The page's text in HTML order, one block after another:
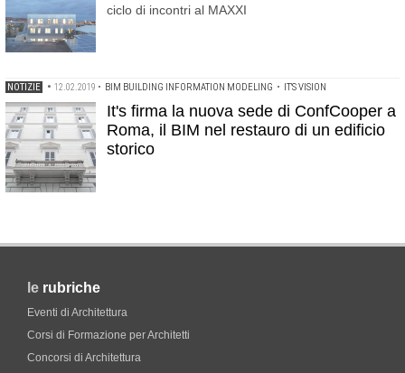
ciclo di incontri al MAXXI
NOTIZIE • 12.02.2019 • BIM BUILDING INFORMATION MODELING • IT'S VISION
It's firma la nuova sede di ConfCooper a
Roma, il BIM nel restauro di un edificio
storico
le rubriche
Eventi di Architettura
Corsi di Formazione per Architetti
Concorsi di Architettura